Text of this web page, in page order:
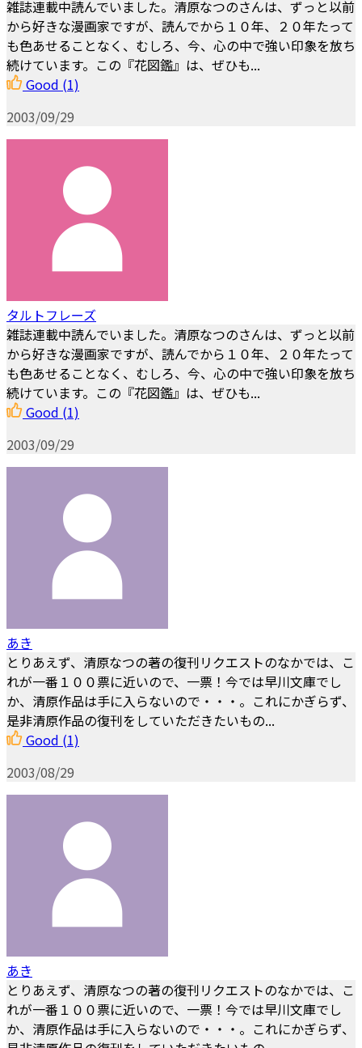
雑誌連載中読んでいました。清原なつのさんは、ずっと以前
から好きな漫画家ですが、読んでから１０年、２０年たって
も色あせることなく、むしろ、今、心の中で強い印象を放ち
続けています。この『花図鑑』は、ぜひも...
Good (1)
2003/09/29
タルトフレーズ
雑誌連載中読んでいました。清原なつのさんは、ずっと以前
から好きな漫画家ですが、読んでから１０年、２０年たって
も色あせることなく、むしろ、今、心の中で強い印象を放ち
続けています。この『花図鑑』は、ぜひも...
Good (1)
2003/09/29
あき
とりあえず、清原なつの著の復刊リクエストのなかでは、こ
れが一番１００票に近いので、一票！今では早川文庫でし
か、清原作品は手に入らないので・・・。これにかぎらず、
是非清原作品の復刊をしていただきたいもの...
Good (1)
2003/08/29
あき
とりあえず、清原なつの著の復刊リクエストのなかでは、こ
れが一番１００票に近いので、一票！今では早川文庫でし
か、清原作品は手に入らないので・・・。これにかぎらず、